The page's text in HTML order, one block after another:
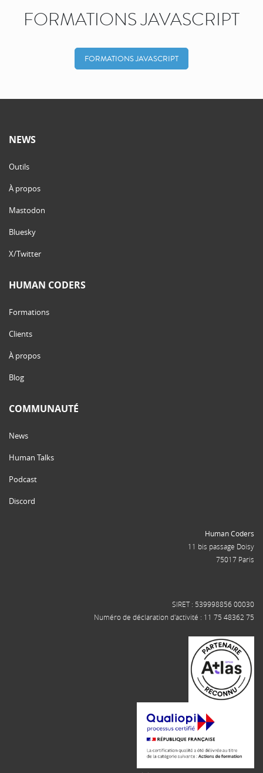
FORMATIONS JAVASCRIPT
FORMATIONS JAVASCRIPT
NEWS
Outils
À propos
Mastodon
Bluesky
X/Twitter
HUMAN CODERS
Formations
Clients
À propos
Blog
COMMUNAUTÉ
News
Human Talks
Podcast
Discord
Human Coders
11 bis passage Doisy
75017 Paris
SIRET : 539998856 00030
Numéro de déclaration d'activité : 11 75 48362 75